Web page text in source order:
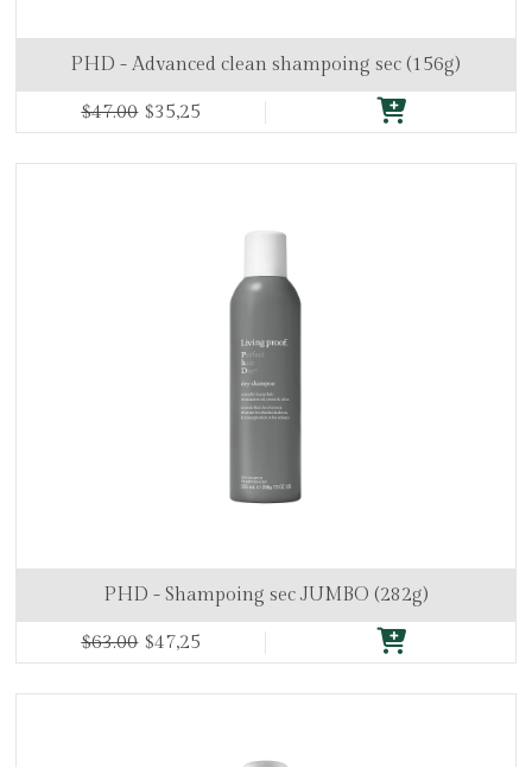
PHD - Advanced clean shampoing sec (156g)
$47.00 $35,25
PHD - Shampoing sec JUMBO (282g)
$63.00 $47,25